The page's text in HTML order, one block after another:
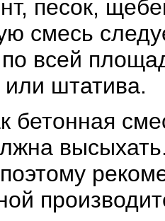
песок,
смесь
всей
штатива.
бетонная